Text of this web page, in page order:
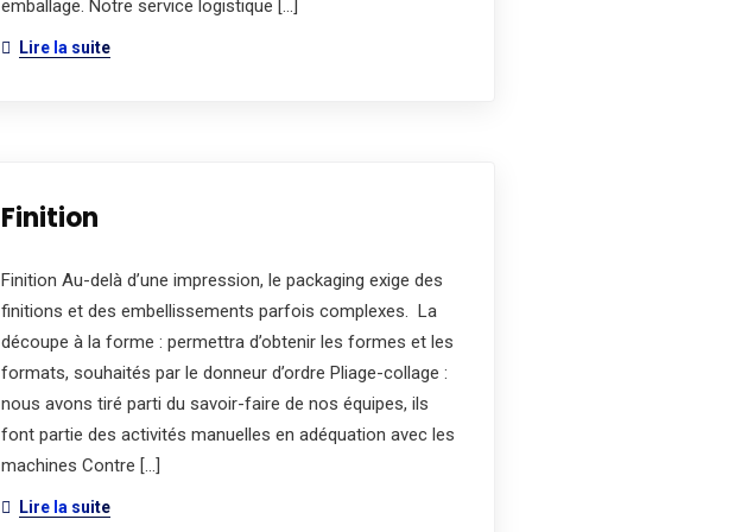
emballage. Notre service logistique […]
Lire la suite
Finition
Finition Au-delà d’une impression, le packaging exige des
finitions et des embellissements parfois complexes. La
découpe à la forme : permettra d’obtenir les formes et les
formats, souhaités par le donneur d’ordre Pliage-collage :
nous avons tiré parti du savoir-faire de nos équipes, ils
font partie des activités manuelles en adéquation avec les
machines Contre […]
Lire la suite